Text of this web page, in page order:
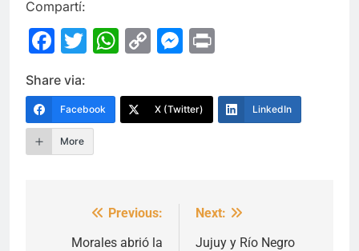
Compartí:
Facebook
Twitter
WhatsApp
CopyMessenger
Share via:
Facebook X (Twitter) LinkedIn
More
Navegación
Previous:
Morales abrió la
Next:
Jujuy y Río Negro